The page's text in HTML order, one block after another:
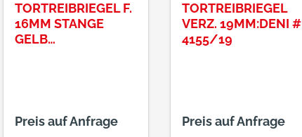
TORTREIBRIEGEL F.
16MM STANGE
GELB
Preis auf Anfrage
TORTREIBRIEGEL
VERZ. 19MM:DENI #
4155/19
Preis auf Anfrage